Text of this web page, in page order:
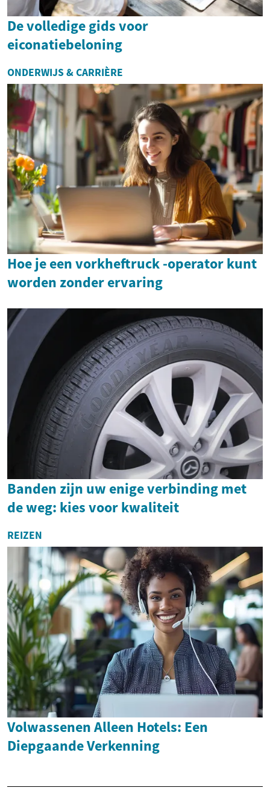
De volledige gids voor
eiconatiebeloning
ONDERWIJS & CARRIÈRE
Hoe je een vorkheftruck -operator kunt
worden zonder ervaring
Banden zijn uw enige verbinding met
de weg: kies voor kwaliteit
REIZEN
Volwassenen Alleen Hotels: Een
Diepgaande Verkenning